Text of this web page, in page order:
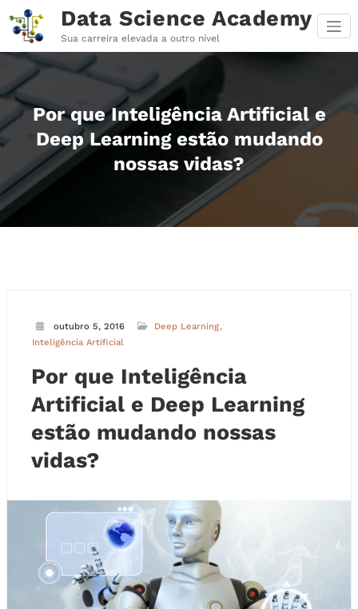
para
conteúdo
Data Science Academy
Sua carreira elevada a outro nível
Por que Inteligência Artificial e
Deep Learning estão mudando
nossas vidas?
outubro 5, 2016
Deep Learning
Inteligência Artificial
Por que Inteligência
Artificial e Deep Learning
estão mudando nossas
vidas?